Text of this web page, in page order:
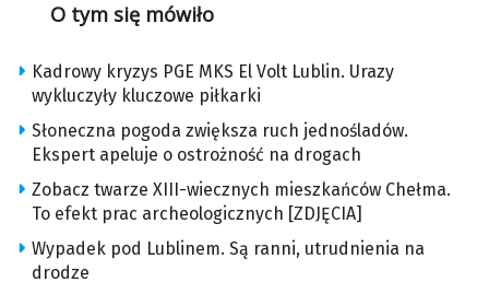
O tym się mówiło
Kadrowy kryzys PGE MKS El Volt Lublin. Urazy
wykluczyły kluczowe piłkarki
Słoneczna pogoda zwiększa ruch jednośladów.
Ekspert apeluje o ostrożność na drogach
Zobacz twarze XIII-wiecznych mieszkańców Chełma.
To efekt prac archeologicznych [ZDJĘCIA]
Wypadek pod Lublinem. Są ranni, utrudnienia na
drodze